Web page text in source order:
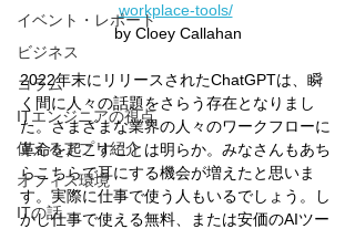
イベント・レポート
ビジネス
コラム
ITエンジニアの視点
使えるアプリ紹介
オフィス環境
ITの話
workplace-tools/
by Cloey Callahan
2022年末にリリースされたChatGPTは、瞬
く間に人々の話題をさらう存在となりまし
た。さまざまな業界の人々のワークフローに
革命を起こすことは明らか。みなさんもあち
らこちらで耳にする機会が増えたと思いま
す。実際に仕事で使う人もいるでしょう。し
かし仕事で使える無料、または安価のAIツー